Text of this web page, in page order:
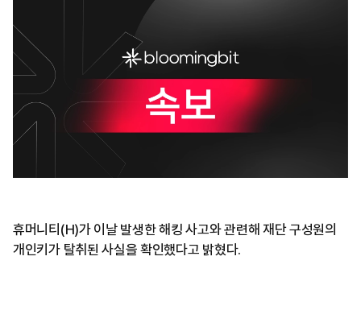
휴머니티(H)가 이날 발생한 해킹 사고와 관련해 재단 구성원의
개인키가 탈취된 사실을 확인했다고 밝혔다.